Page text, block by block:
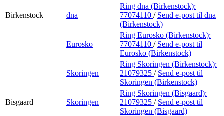
Birkenstock dna
Ring dna (Birkenstock):
77074110 / Send e-post til dna
(Birkenstock)
Eurosko
Ring Eurosko (Birkenstock):
77074110 / Send e-post til
Eurosko (Birkenstock)
Skoringen
Ring Skoringen (Birkenstock):
21079325 / Send e-post til
Skoringen (Birkenstock)
Bisgaard Skoringen
Ring Skoringen (Bisgaard):
21079325 / Send e-post til
Skoringen (Bisgaard)